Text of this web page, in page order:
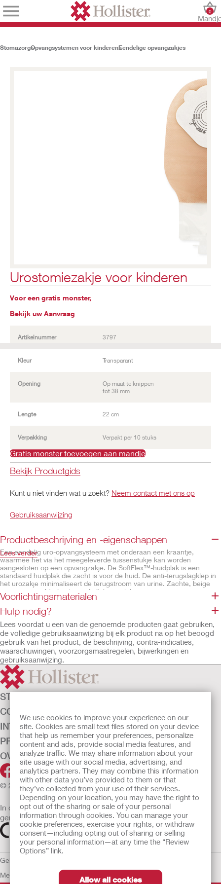
We use cookies to improve your experience on our
site. Cookies are small text files stored on your device
that help us remember your preferences, personalize
content and ads, provide social media features, and
analyze traffic. We may share information about your
site usage with our social media, advertising, and
analytics partners. They may combine this information
with other data you’ve provided to them or that
they’ve collected from your use of their services.
Depending on your location, you may have the right to
opt out of the sharing or sale of your personal
information through cookies. You can manage your
cookie preferences, exercise your rights, or withdraw
consent—including opting out of sharing or selling
your personal information—at any time the “Review
Options” link.
Allow all cookies
0
StomazorgOpvangsystemen voor kinderenEendelige opvangzakjes
Urostomiezakje voor kinderen
Voor een gratis monster,
Bekijk uw Aanvraag
Artikelnummer 3797
Kleur Transparant
Opening
Op maat te knippen
tot 38 mm
Lengte 22 cm
Verpakking Verpakt per 10 stuks
Gratis monster toevoegen aan mandje
Bekijk Productgids
Kunt u niet vinden wat u zoekt? Neem contact met ons op
Gebruiksaanwijzing
Productbeschrijving en -eigenschappen
Een eendelig uro-opvangsysteem met onderaan een kraantje,
waarmee het via het meegeleverde tussenstukje kan worden
aangesloten op een opvangzakje. De SoftFlex™-huidplak is een
standaard huidplak die zacht is voor de huid. De anti-terugslagklep in
het urozakje minimaliseert de terugstroom van urine. Zachte, beige
non-woven achterkant aan de lichaamzijde.
Eigenschappen
Uro-opvangzakje met kraantje
Het kraantje is voorzien van een kapje
SoftFlex™ vlakke huidplak
Huidplak zonder startopening
Transparante lucht ondoorlaatbare zakjesfolie
Beschikbaar in uitknipbare versies
De doos bevat één adapter
Zelfvertrouwen door zachte non-woven achterkant
Lees verder
Voorlichtingsmaterialen
Hulp nodig?
Lees voordat u een van de genoemde producten gaat gebruiken,
de volledige gebruiksaanwijzing bij elk product na op het beoogd
gebruik van het product, de beschrijving, contra-indicaties,
waarschuwingen, voorzorgsmaatregelen, bijwerkingen en
gebruiksaanwijzing.
STOMAZORG
CONTINENTIEZORG
INTENSIEVE ZORG
PRODUCTEN
OVER ONS
© 2026 Hollister Incorporated
In de EU verkochte medische hulpmiddelen dienen
gemarkeerd te zijn met een van de volgende symbolen
Gebruiksvoorwaarden
Mededeling aan Klokkenluiders